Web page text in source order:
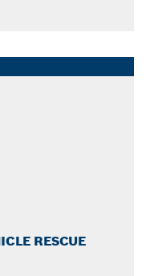
RESCUE